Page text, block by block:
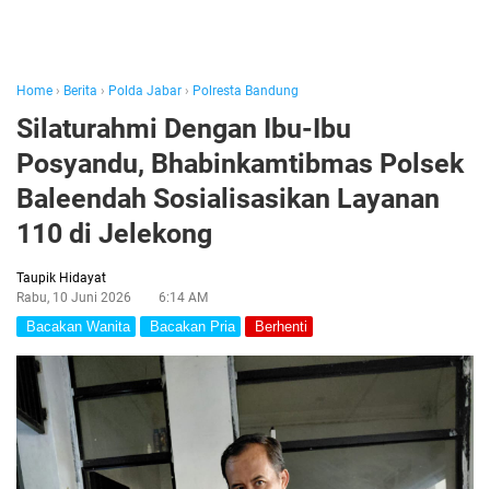
Home › Berita › Polda Jabar › Polresta Bandung
Silaturahmi Dengan Ibu-Ibu
Posyandu, Bhabinkamtibmas Polsek
Baleendah Sosialisasikan Layanan
110 di Jelekong
Taupik Hidayat
Rabu, 10 Juni 2026
6:14 AM
Bacakan Wanita Bacakan Pria Berhenti